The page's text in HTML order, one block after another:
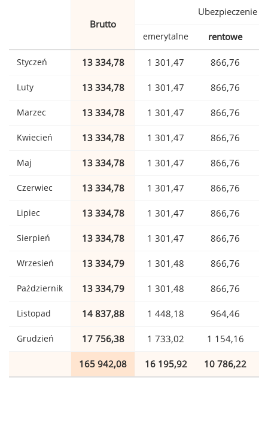
Brutto
Ubezpieczenie
emerytalne rentowe
Styczeń 13 334,78 1 301,47 866,76
Luty 13 334,78 1 301,47 866,76
Marzec 13 334,78 1 301,47 866,76
Kwiecień 13 334,78 1 301,47 866,76
Maj 13 334,78 1 301,47 866,76
Czerwiec 13 334,78 1 301,47 866,76
Lipiec 13 334,78 1 301,47 866,76
Sierpień 13 334,78 1 301,47 866,76
Wrzesień 13 334,79 1 301,48 866,76
Październik 13 334,79 1 301,48 866,76
Listopad 14 837,88 1 448,18 964,46
Grudzień 17 756,38 1 733,02 1 154,16
165 942,08 16 195,92 10 786,22